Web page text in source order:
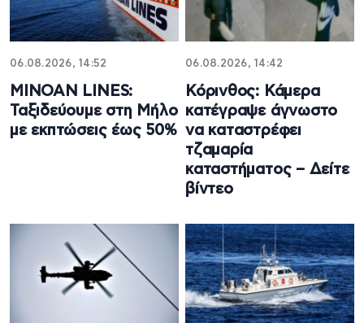
06.08.2026, 14:52
MINOAN LINES:
Ταξιδεύουμε στη Μήλο
με εκπτώσεις έως 50%
06.08.2026, 14:42
Κόρινθος: Κάμερα
κατέγραψε άγνωστο
να καταστρέφει
τζαμαρία
καταστήματος – Δείτε
βίντεο